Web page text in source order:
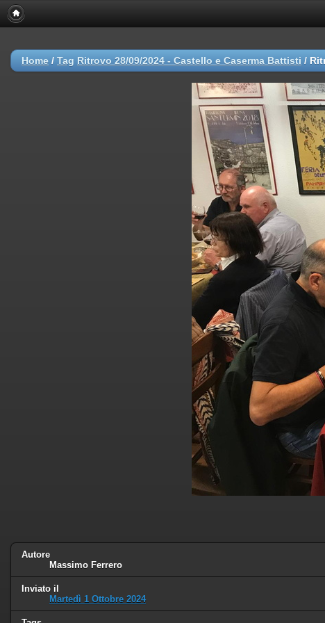
Home / Tag Ritrovo 28/09/2024 - Castello e Caserma Battisti /
Autore
Massimo Ferrero
Inviato il
Martedì 1 Ottobre 2024